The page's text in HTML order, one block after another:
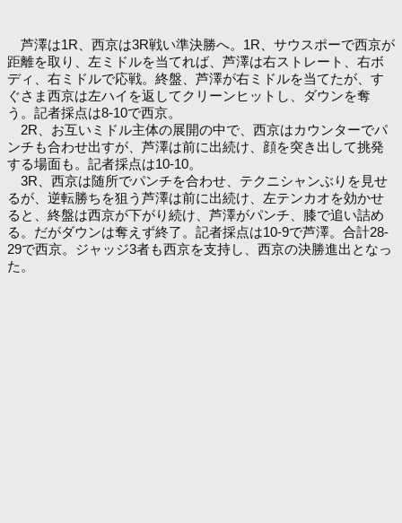
芦澤は1R、西京は3R戦い準決勝へ。1R、サウスポーで西京が
距離を取り、左ミドルを当てれば、芦澤は右ストレート、右ボ
ディ、右ミドルで応戦。終盤、芦澤が右ミドルを当てたが、す
ぐさま西京は左ハイを返してクリーンヒットし、ダウンを奪
う。記者採点は8-10で西京。
2R、お互いミドル主体の展開の中で、西京はカウンターでパ
ンチも合わせ出すが、芦澤は前に出続け、顔を突き出して挑発
する場面も。記者採点は10-10。
3R、西京は随所でパンチを合わせ、テクニシャンぶりを見せ
るが、逆転勝ちを狙う芦澤は前に出続け、左テンカオを効かせ
ると、終盤は西京が下がり続け、芦澤がパンチ、膝で追い詰め
る。だがダウンは奪えず終了。記者採点は10-9で芦澤。合計28-
29で西京。ジャッジ3者も西京を支持し、西京の決勝進出となっ
た。